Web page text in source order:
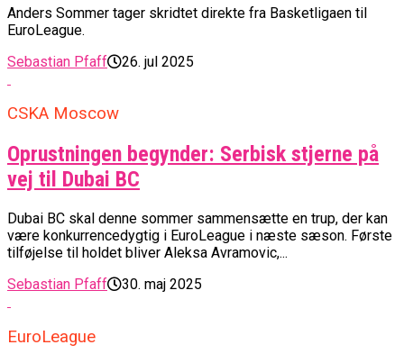
Anders Sommer tager skridtet direkte fra Basketligaen til
EuroLeague.
Sebastian Pfaff
26. jul 2025
CSKA Moscow
Oprustningen begynder: Serbisk stjerne på
vej til Dubai BC
Dubai BC skal denne sommer sammensætte en trup, der kan
være konkurrencedygtig i EuroLeague i næste sæson. Første
tilføjelse til holdet bliver Aleksa Avramovic,...
Sebastian Pfaff
30. maj 2025
EuroLeague